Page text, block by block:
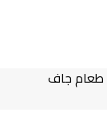
طعام جاف